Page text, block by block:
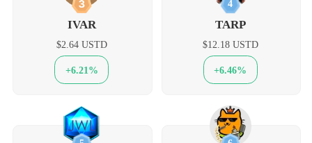
3
IVAR
$2.64 USTD
+6.21%
4
TARP
$12.18 USTD
+6.46%